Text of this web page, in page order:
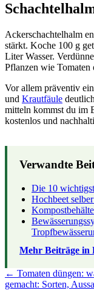
Ackerschachtelhalm
stärkt. Koche 100 g
Liter Wasser.
Pflanzen wie Tomaten
Vor allem präventiv
und Krautfäule
mitteln kommst du im
kostenlos und
Verwandte
Die 10
Hochbeet
Mehr Beiträge in
← Tomaten düngen:
gemacht: Sorten,